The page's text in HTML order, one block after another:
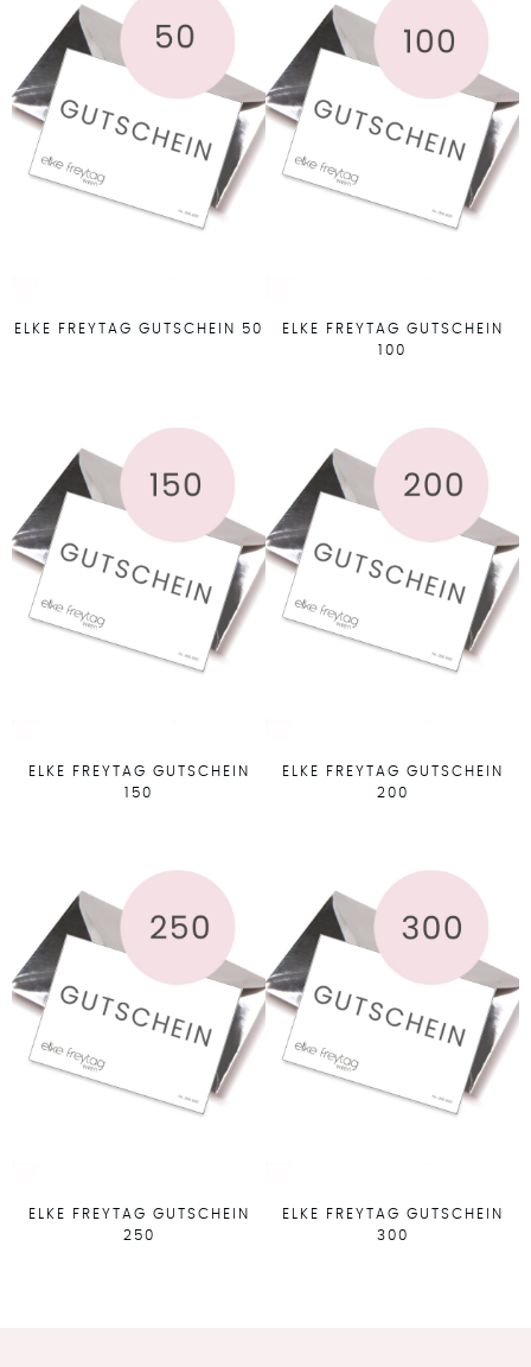
ELKE FREYTAG GUTSCHEIN 50
ELKE FREYTAG GUTSCHEIN
100
ELKE FREYTAG GUTSCHEIN
150
ELKE FREYTAG GUTSCHEIN
200
ELKE FREYTAG GUTSCHEIN
250
ELKE FREYTAG GUTSCHEIN
300